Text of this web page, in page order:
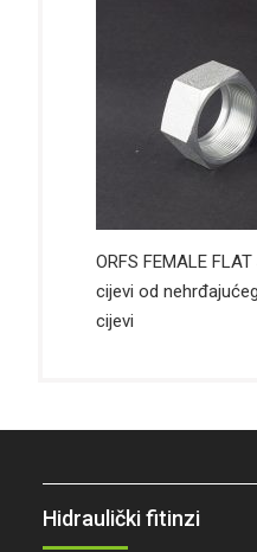
ORFS FEMALE
cijevi od
cijevi
Hidraulički fitinzi